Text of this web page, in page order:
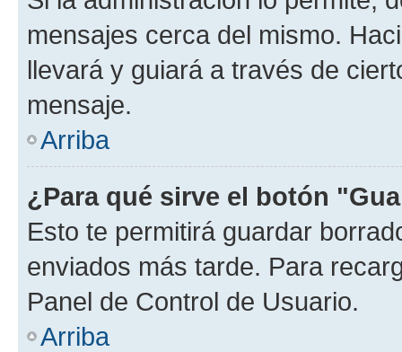
mensajes cerca del mismo.
llevará y guiará a través de
mensaje.
Arriba
¿Para qué sirve el botón
Esto te permitirá guardar
enviados más tarde. Para
Panel de Control de Usuario.
Arriba